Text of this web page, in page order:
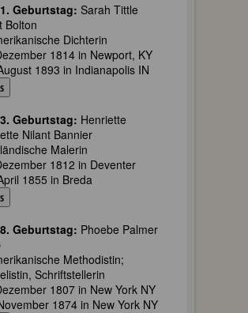
Geburtstag: Sarah Tittle
Bolton
Dichterin
1814 in Newport, KY
1893 in Indianapolis IN
Geburtstag: Henriette
Nilant Bannier
Malerin
1812 in Deventer
1855 in Breda
Geburtstag: Phoebe Palmer
Methodistin;
Schriftstellerin
1807 in New York NY
1874 in New York NY